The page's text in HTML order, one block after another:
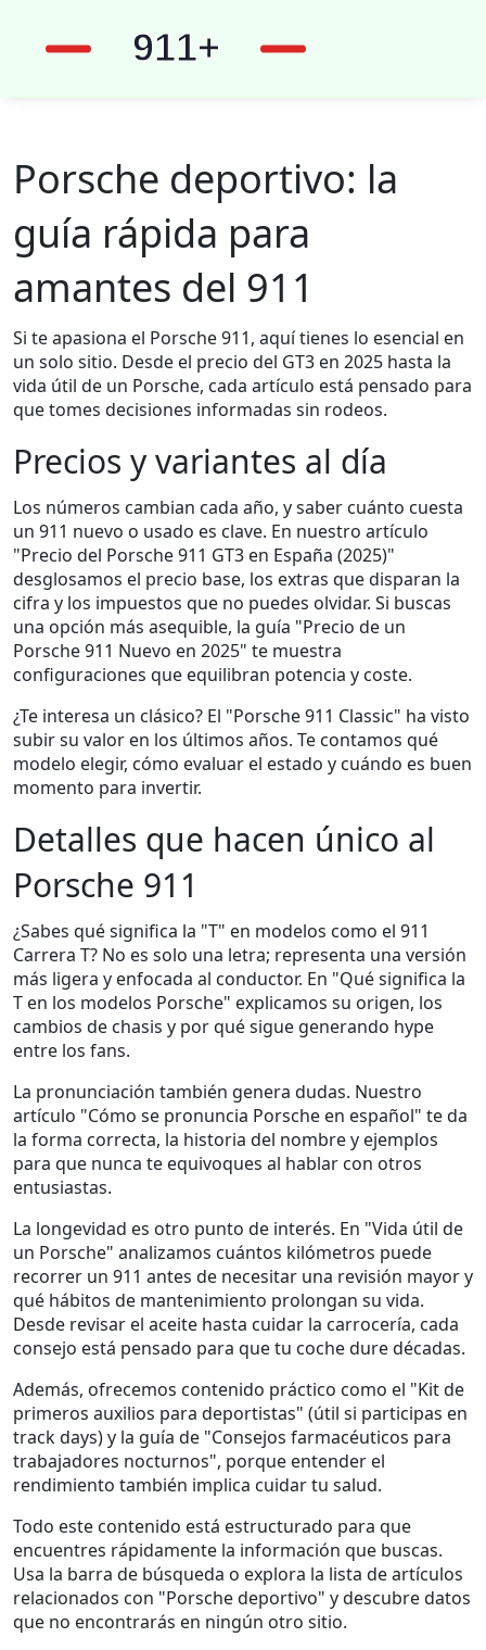
Porsche deportivo: la
guía rápida para
amantes del 911
Si te apasiona el Porsche 911, aquí tienes lo esencial en
un solo sitio. Desde el precio del GT3 en 2025 hasta la
vida útil de un Porsche, cada artículo está pensado para
que tomes decisiones informadas sin rodeos.
Precios y variantes al día
Los números cambian cada año, y saber cuánto cuesta
un 911 nuevo o usado es clave. En nuestro artículo
"Precio del Porsche 911 GT3 en España (2025)"
desglosamos el precio base, los extras que disparan la
cifra y los impuestos que no puedes olvidar. Si buscas
una opción más asequible, la guía "Precio de un
Porsche 911 Nuevo en 2025" te muestra
configuraciones que equilibran potencia y coste.
¿Te interesa un clásico? El "Porsche 911 Classic" ha visto
subir su valor en los últimos años. Te contamos qué
modelo elegir, cómo evaluar el estado y cuándo es buen
momento para invertir.
Detalles que hacen único al
Porsche 911
¿Sabes qué significa la "T" en modelos como el 911
Carrera T? No es solo una letra; representa una versión
más ligera y enfocada al conductor. En "Qué significa la
T en los modelos Porsche" explicamos su origen, los
cambios de chasis y por qué sigue generando hype
entre los fans.
La pronunciación también genera dudas. Nuestro
artículo "Cómo se pronuncia Porsche en español" te da
la forma correcta, la historia del nombre y ejemplos
para que nunca te equivoques al hablar con otros
entusiastas.
La longevidad es otro punto de interés. En "Vida útil de
un Porsche" analizamos cuántos kilómetros puede
recorrer un 911 antes de necesitar una revisión mayor y
qué hábitos de mantenimiento prolongan su vida.
Desde revisar el aceite hasta cuidar la carrocería, cada
consejo está pensado para que tu coche dure décadas.
Además, ofrecemos contenido práctico como el "Kit de
primeros auxilios para deportistas" (útil si participas en
track days) y la guía de "Consejos farmacéuticos para
trabajadores nocturnos", porque entender el
rendimiento también implica cuidar tu salud.
Todo este contenido está estructurado para que
encuentres rápidamente la información que buscas.
Usa la barra de búsqueda o explora la lista de artículos
relacionados con "Porsche deportivo" y descubre datos
que no encontrarás en ningún otro sitio.